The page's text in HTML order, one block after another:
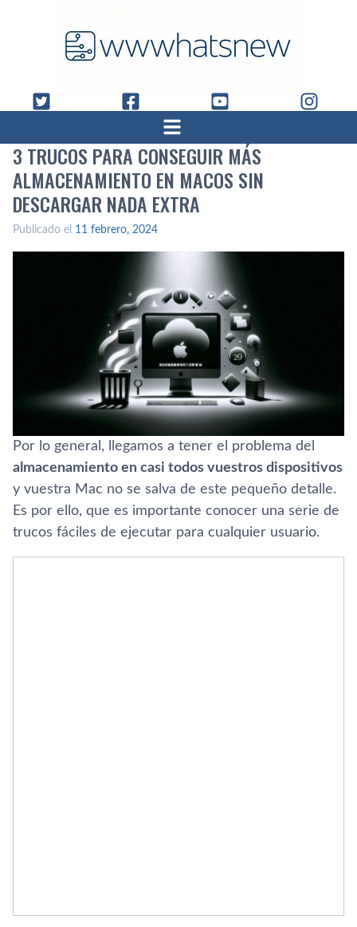
3 TRUCOS PARA CONSEGUIR MÁS
ALMACENAMIENTO EN MACOS SIN
DESCARGAR NADA EXTRA
Publicado el 11 febrero, 2024
Por lo general, llegamos a tener el problema del
almacenamiento en casi todos vuestros dispositivos
y vuestra Mac no se salva de este pequeño detalle.
Es por ello, que es importante conocer una serie de
trucos fáciles de ejecutar para cualquier usuario.